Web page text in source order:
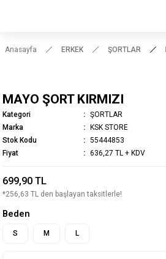
Anasayfa ERKEK ŞORTLAR
MAYO ŞORT KIRMIZI
Kategori
ŞORTLAR
Marka
KSK STORE
Stok Kodu
55444853
Fiyat
636,27 TL + KDV
699,90 TL
*256,63 TL den başlayan taksitlerle!
Beden
S M L